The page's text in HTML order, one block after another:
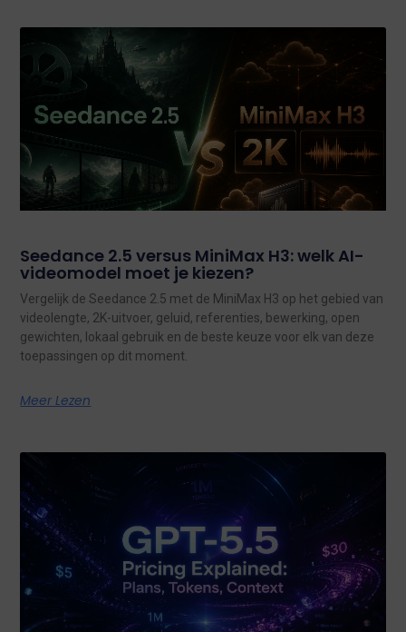
Seedance 2.5 versus MiniMax H3: welk AI-
videomodel moet je kiezen?
Vergelijk de Seedance 2.5 met de MiniMax H3 op het gebied van
videolengte, 2K-uitvoer, geluid, referenties, bewerking, open
gewichten, lokaal gebruik en de beste keuze voor elk van deze
toepassingen op dit moment.
Meer Lezen